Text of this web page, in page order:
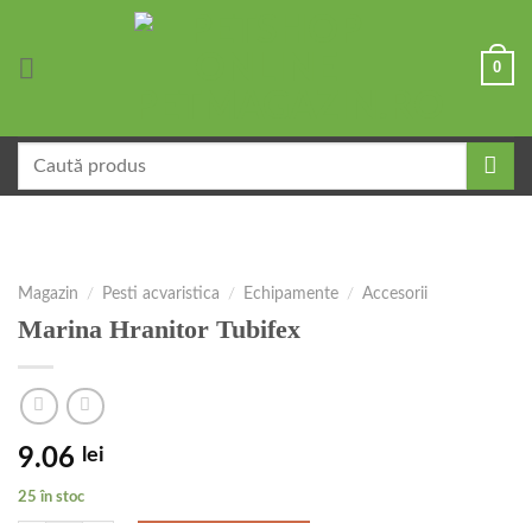
0
după:
Magazin / Pesti acvaristica / Echipamente / Accesorii
Marina Hranitor Tubifex
9.06 lei
25 în stoc